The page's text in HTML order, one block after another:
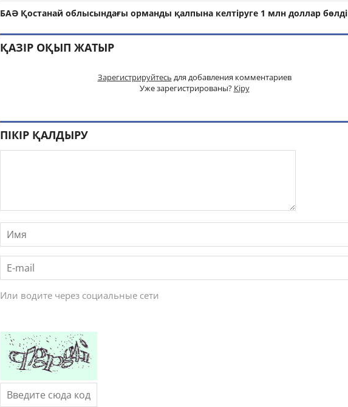
БАӘ Қостанай облысындағы орманды қалпына келтіруге 1 млн доллар бөлді
ҚАЗІР ОҚЫП ЖАТЫР
Зарегистрируйтесь для добавления комментариев
Уже зарегистрированы? Кіру
ПІКІР ҚАЛДЫРУ
Или водите через социальные сети